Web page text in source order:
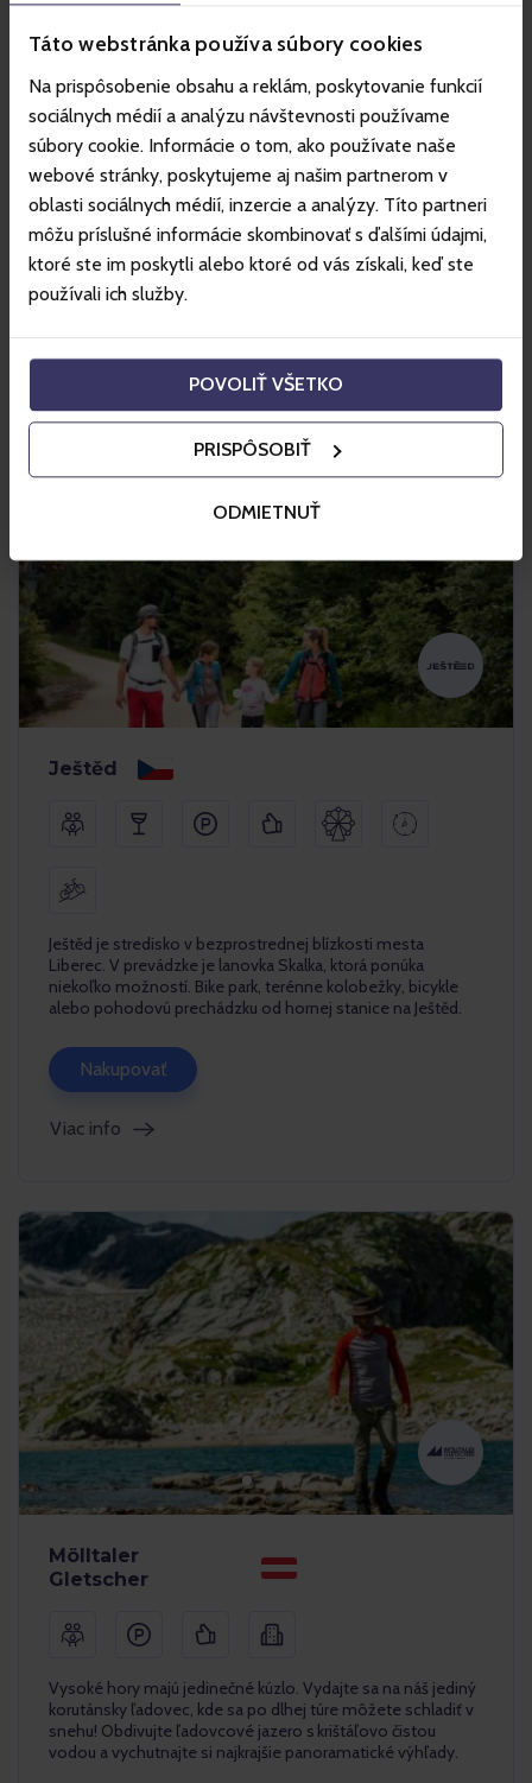
Táto webstránka používa súbory cookies
Na prispôsobenie obsahu a reklám, poskytovanie funkcií
sociálnych médií a analýzu návštevnosti používame
súbory cookie. Informácie o tom, ako používate naše
webové stránky, poskytujeme aj našim partnerom v
oblasti sociálnych médií, inzercie a analýzy. Títo partneri
môžu príslušné informácie skombinovať s ďalšími údajmi,
ktoré ste im poskytli alebo ktoré od vás získali, keď ste
používali ich služby.
POVOLIŤ VŠETKO
PRISPÔSOBIŤ
ODMIETNUŤ
cyklistických stredísk v Poľsku. Letná ponuka strediska
zahŕňa Szczyrk Bike Park by Trek s enduro traťami a je
ideálnym miestom pre rodinné horské túry a relax. Turistov
a cyklistov prepravujú pohodlné vleky: 10-miestna
kabínková lanovka a vyhliadková sedačková lanovka. V zime
ponúka viac ako 24 kilometrov rozmanitých lyžiarskych tratí
a moderné lanovky pre lyžiarov a snowboardistov.
Nakupovať
Viac info
Ještěd
Ještěd je stredisko v bezprostrednej blízkosti mesta
Liberec. V prevádzke je lanovka Skalka, ktorá ponúka
niekoľko možností. Bike park, terénne kolobežky, bicykle
alebo pohodovú prechádzku od hornej stanice na Ještěd.
Nakupovať
Viac info
Mölltaler
Gletscher
Vysoké hory majú jedinečné kúzlo. Vydajte sa na náš jediný
korutánsky ľadovec, kde sa po dlhej túre môžete schladiť v
snehu! Obdivujte ľadovcové jazero s krištáľovo čistou
vodou a vychutnajte si najkrajšie panoramatické výhľady.